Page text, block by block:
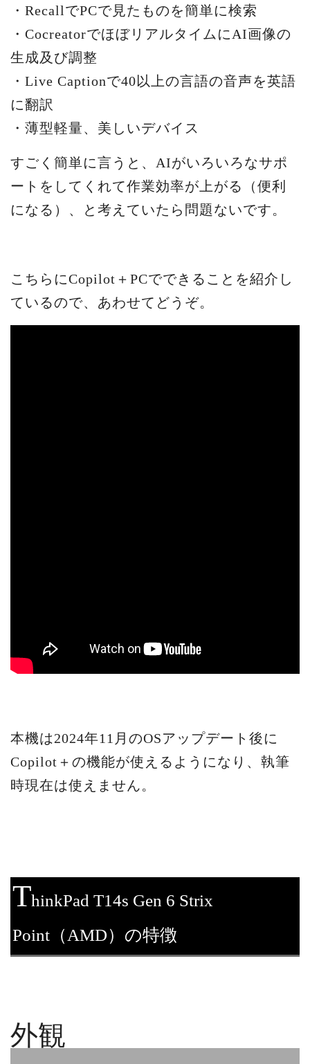
・RecallでPCで見たものを簡単に検索
・CocreatorでほぼリアルタイムにAI画像の
生成及び調整
・Live Captionで40以上の言語の音声を英語
に翻訳
・薄型軽量、美しいデバイス
すごく簡単に言うと、AIがいろいろなサポ
ートをしてくれて作業効率が上がる（便利
になる）、と考えていたら問題ないです。
こちらにCopilot＋PCでできることを紹介し
ているので、あわせてどうぞ。
本機は2024年11月のOSアップデート後に
Copilot＋の機能が使えるようになり、執筆
時現在は使えません。
ThinkPad T14s Gen 6 Strix
Point（AMD）の特徴
外観